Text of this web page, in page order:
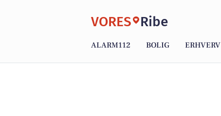
VORES Ribe
ALARM112 BOLIG ERHVERV